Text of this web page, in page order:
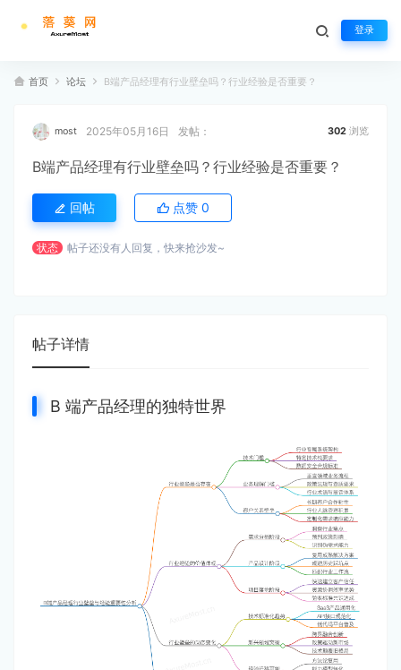
登录
首页 论坛 B端产品经理有行业壁垒吗？行业经验是否重要？
most 2025年05月16日 发帖： 302 浏览
B端产品经理有行业壁垒吗？行业经验是否重要？
回帖 点赞 0
状态 帖子还没有人回复，快来抢沙发~
帖子详情
B 端产品经理的独特世界